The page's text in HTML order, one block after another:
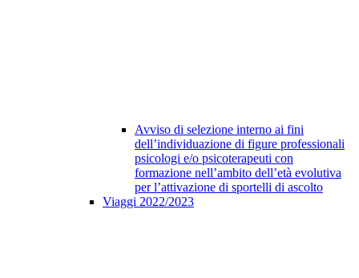
Avviso di selezione interno ai fini
dell’individuazione di figure professionali
psicologi e/o psicoterapeuti con
formazione nell’ambito dell’età evolutiva
per l’attivazione di sportelli di ascolto
Viaggi 2022/2023